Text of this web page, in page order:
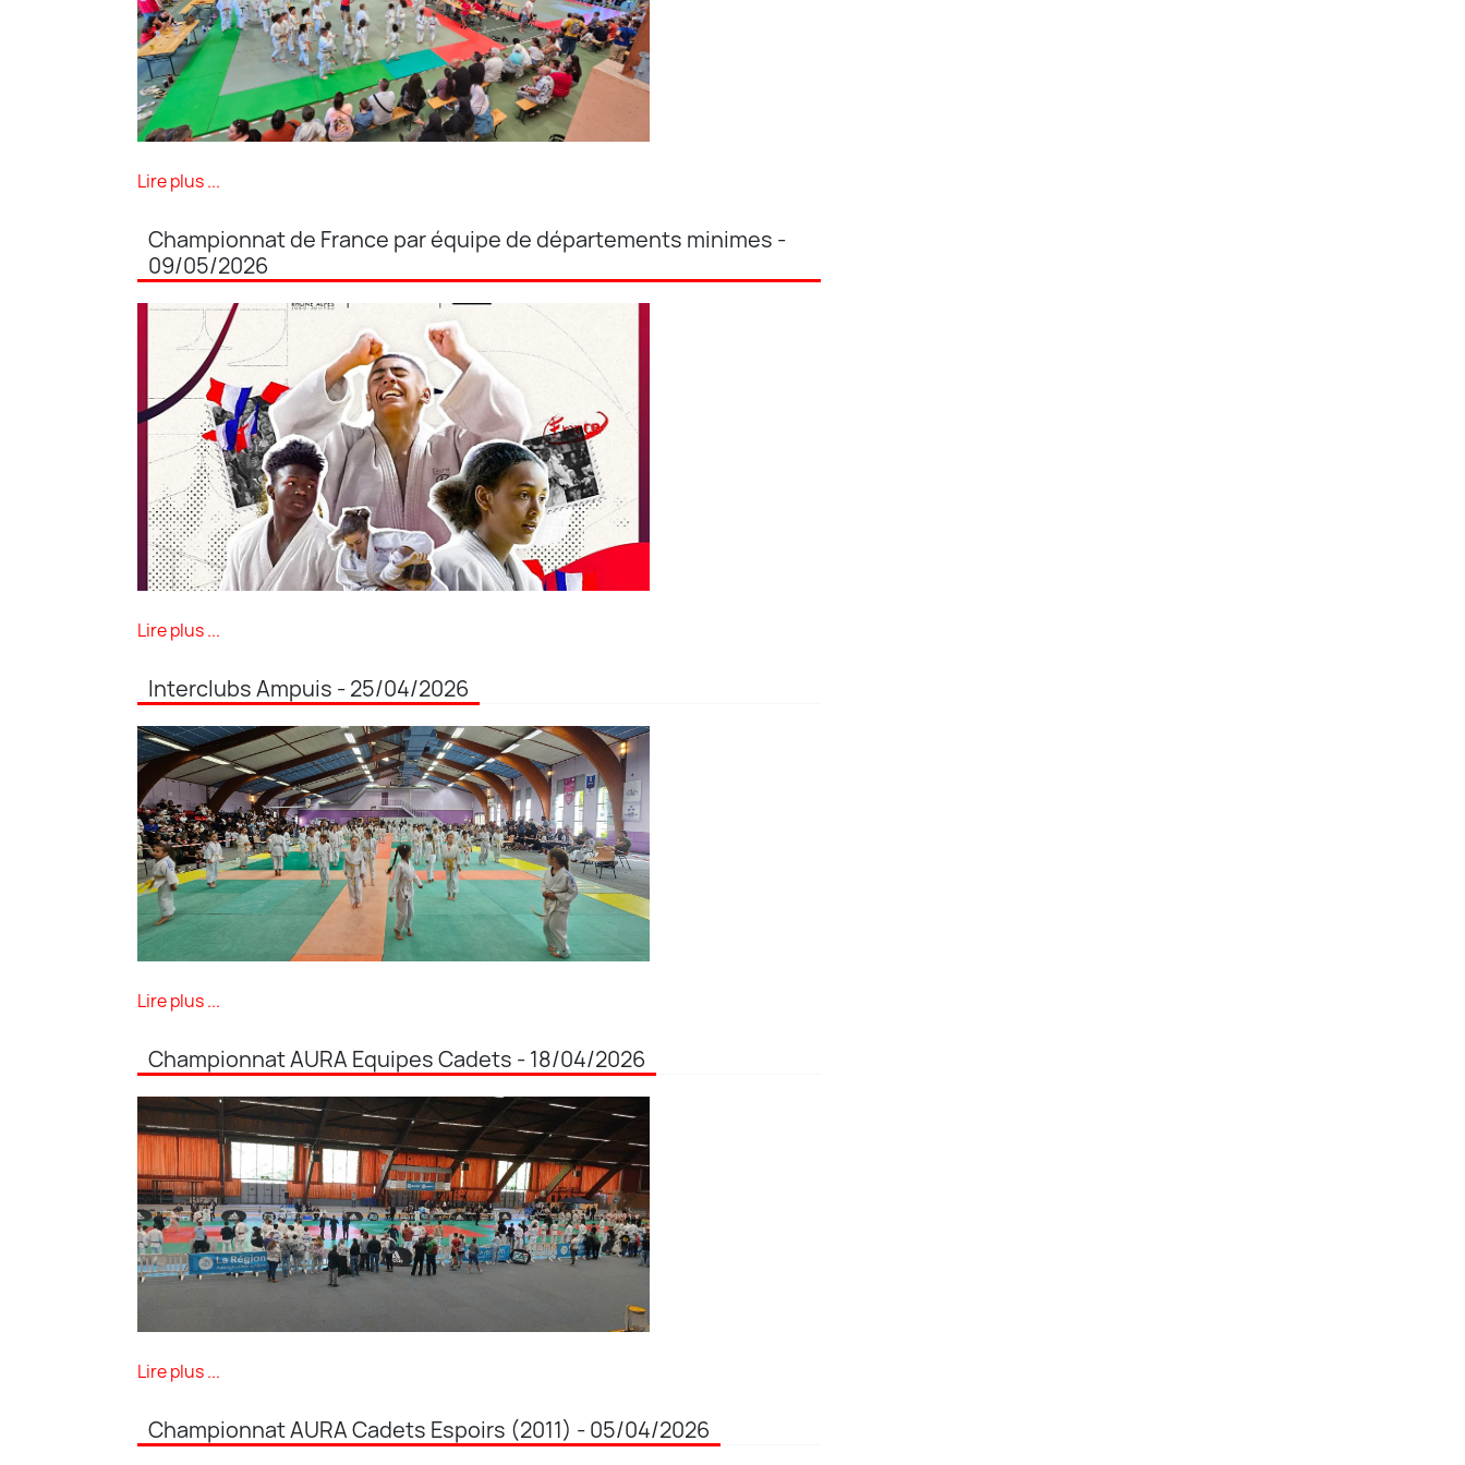
Lire plus ...
Championnat de France par équipe de départements minimes -
09/05/2026
Lire plus ...
Interclubs Ampuis - 25/04/2026
Lire plus ...
Championnat AURA Equipes Cadets - 18/04/2026
Lire plus ...
Championnat AURA Cadets Espoirs (2011) - 05/04/2026